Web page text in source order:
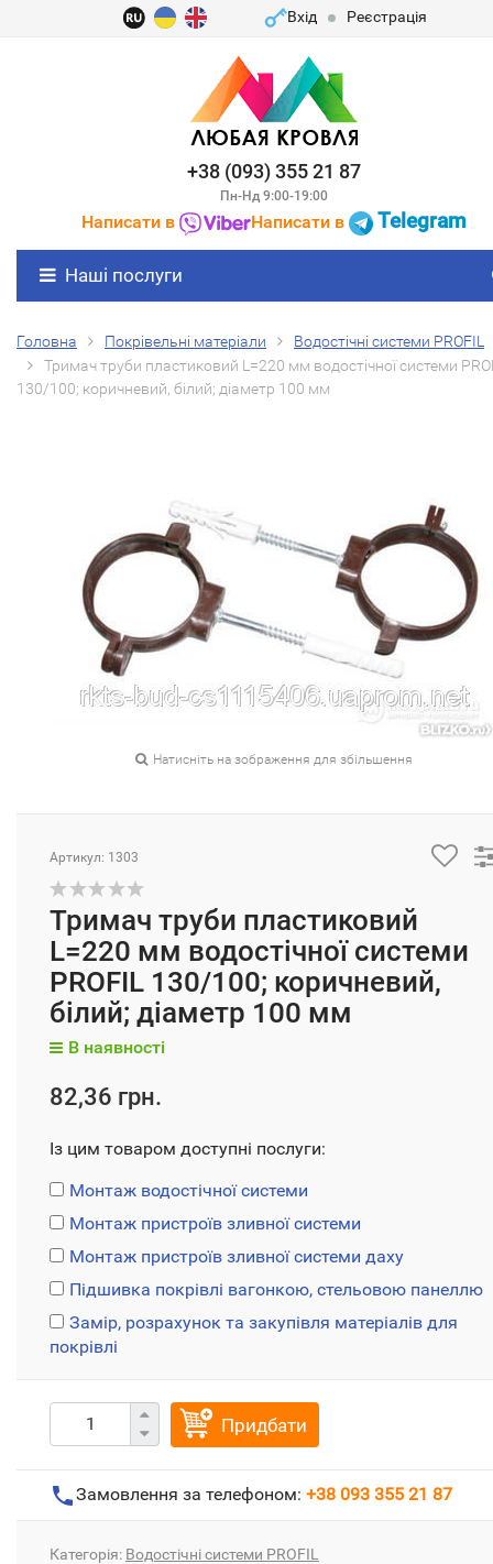
Вхід Реєстрація
+38 (093) 355 21 87
Пн-Нд 9:00-19:00
Написати в Написати в Telegram
Наші послуги
Головна Покрівельні матеріали
Водостічні системи PROFIL
Тримач труби пластиковий L=220 мм водостічної системи
130/100; коричневий, білий; діаметр 100 мм
Натисніть на зображення для збільшення
Артикул: 1303
Тримач труби пластиковий
L=220 мм водостічної системи
PROFIL 130/100; коричневий,
білий; діаметр 100 мм
В наявності
82,36 грн.
Із цим товаром доступні послуги:
Монтаж водостічної системи
Монтаж пристроїв зливної системи
Монтаж пристроїв зливної системи даху
Підшивка покрівлі вагонкою, стельовою панеллю
Замір, розрахунок та закупівля матеріалів для
покрівлі
Придбати
Замовлення за телефоном: +38 093 355 21 87
Категорія: Водостічні системи PROFIL